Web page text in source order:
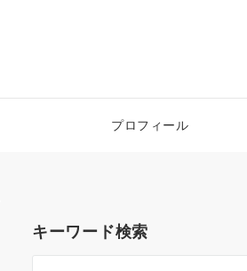
プロフィール
キーワード検索